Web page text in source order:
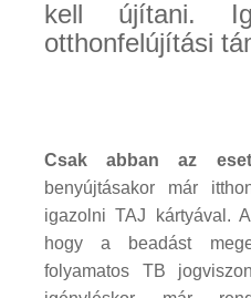
kell újítani.
otthonfelújítási
Csak abban az
benyújtásakor már
igazolni TAJ kártyával.
hogy a beadást
folyamatos TB